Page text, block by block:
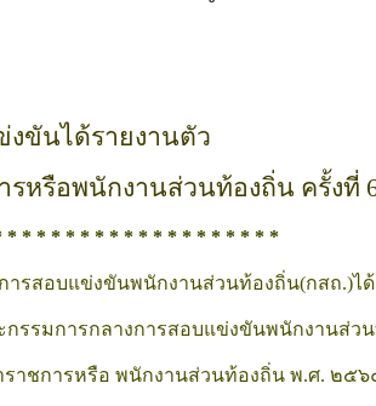
งขันได้รายงานตัว
รหรือพนักงานส่วนท้องถิ่น ครั้งที่
* * * * * * * * * * * * * * * * * *
สอบแข่งขันพนักงานส่วนท้องถิ่น(กสถ.)ไ
รรมการกลางการสอบแข่งขันพนักงานส่
ราชการหรือ พนักงานส่วนท้องถิ่น พ.ศ. ๒๕